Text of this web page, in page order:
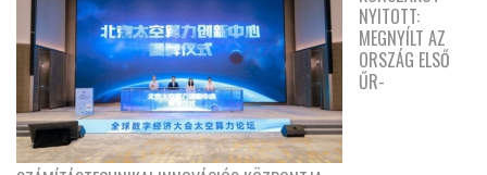
NYITOTT:
MEGNYÍLT AZ
ORSZÁG ELSŐ
ŰR-